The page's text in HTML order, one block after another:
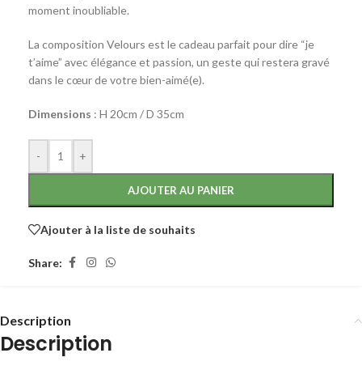
moment inoubliable.
La composition Velours est le cadeau parfait pour dire “je
t’aime” avec élégance et passion, un geste qui restera gravé
dans le cœur de votre bien-aimé(e).
Dimensions : H 20cm / D 35cm
- +
AJOUTER AU PANIER
Ajouter à la liste de souhaits
Share:
Description
Description